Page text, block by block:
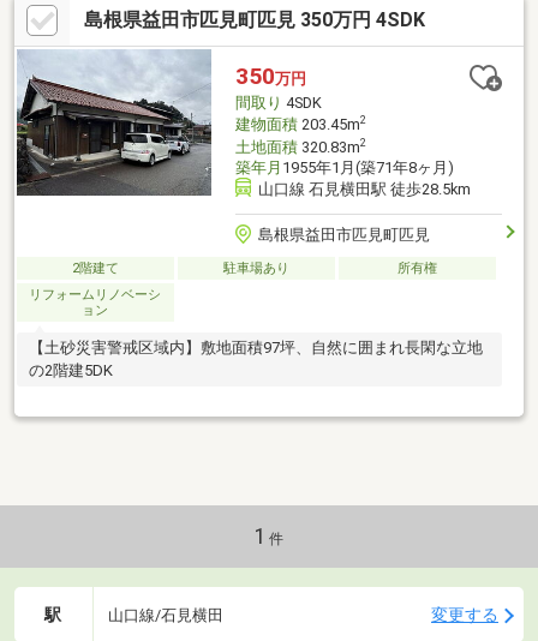
島根県益田市匹見町匹見 350万円 4SDK
350万円
間取り 4SDK
建物面積203.45m2
土地面積320.83m2
築年月 1955年1月(築71年8ヶ月)
山口線 石見横田駅 徒歩28.5km
島根県益田市匹見町匹見
2階建て 駐車場あり
所有権
リフォームリノベーシ
ョン
【土砂災害警戒区域内】敷地面積97坪、自然に囲まれ長閑な立地
の2階建5DK
1 件
駅 山口線/石見横田 変更する